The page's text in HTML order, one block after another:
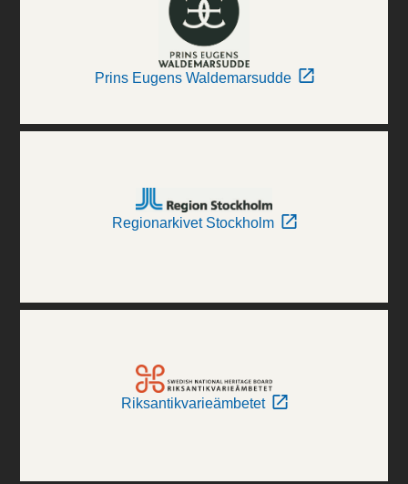
Prins Eugens Waldemarsudde
Regionarkivet Stockholm
Riksantikvarieämbetet